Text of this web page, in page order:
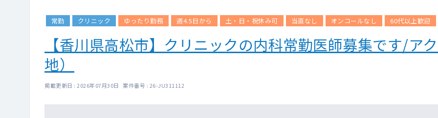
常勤 クリニック ゆったり勤務 週4.5日から 土・日・祝休み可 当直なし オンコールなし 60代以上歓迎
【香川県高松市】クリニックの内科常勤医師募集です/ア
地）
掲載更新日 : 2026年07月30日 案件番号 : 26-JU311112